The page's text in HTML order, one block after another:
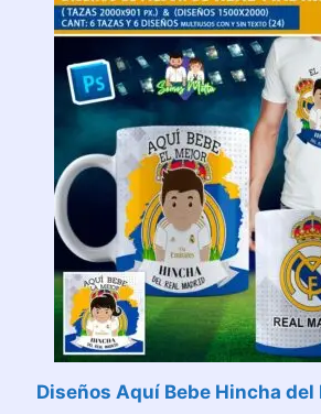
Diseños Aquí Bebe Hincha del